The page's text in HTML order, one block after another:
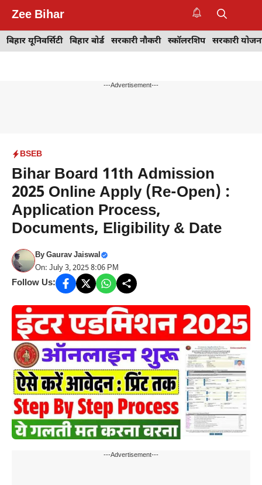
content
Zee Bihar
बिहार यूनिवर्सिटी बिहार बोर्ड सरकारी नौकरी स्कॉलरशिप सरकारी
---Advertisement---
BSEB
Bihar Board 11th Admission
2025 Online Apply (Re-Open) :
Application Process,
Documents, Eligibility & Date
ByGaurav Jaiswal
On: July 3, 2025 8:06 PM
Follow Us:
---Advertisement---